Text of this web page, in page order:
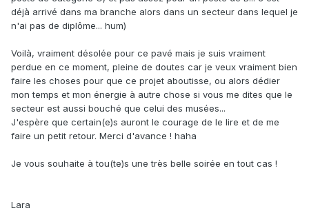
déjà arrivé dans ma branche alors dans un secteur dans lequel je
n'ai pas de diplôme... hum)
Voilà, vraiment désolée pour ce pavé mais je suis vraiment
perdue en ce moment, pleine de doutes car je veux vraiment bien
faire les choses pour que ce projet aboutisse, ou alors dédier
mon temps et mon énergie à autre chose si vous me dites que le
secteur est aussi bouché que celui des musées...
J'espère que certain(e)s auront le courage de le lire et de me
faire un petit retour. Merci d'avance ! haha
Je vous souhaite à tou(te)s une très belle soirée en tout cas !
Lara